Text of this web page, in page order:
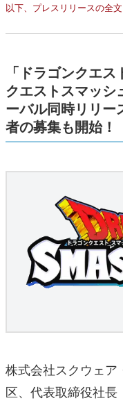
以下、プレスリリースの全
「ドラゴンクエ
クエストスマッシ
ーバル同時リリ
者の募集も開始！
株式会社スクウェア
区、代表取締役社長